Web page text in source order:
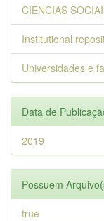
CIENCIAS
Institutional
Universidades e
Data de
2019
Possuem
true